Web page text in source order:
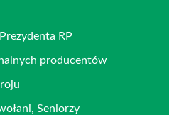
RP
producentów
Seniorzy